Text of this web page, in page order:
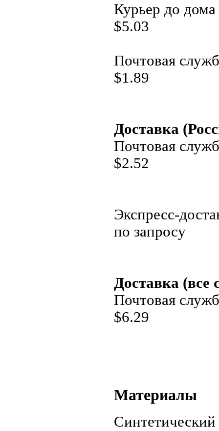
Курьер до дома
$5.03
Почтовая
$1.89
Доставка
Почтовая
$2.52
Экспресс-
по запросу
Доставка (все
Почтовая
$6.29
Материалы